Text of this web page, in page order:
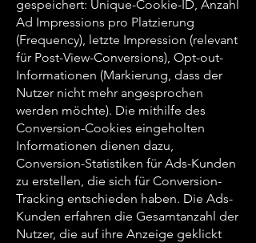
gespeichert: Unique-Cookie-ID, Anzahl
Ad Impressions pro Platzierung
(Frequency), letzte Impression (relevant
für Post-View-Conversions), Opt-out-
Informationen (Markierung, dass der
Nutzer nicht mehr angesprochen
werden möchte). Die mithilfe des
Conversion-Cookies eingeholten
Informationen dienen dazu,
Conversion-Statistiken für Ads-Kunden
zu erstellen, die sich für Conversion-
Tracking entschieden haben. Die Ads-
Kunden erfahren die Gesamtanzahl der
Nutzer, die auf ihre Anzeige geklickt